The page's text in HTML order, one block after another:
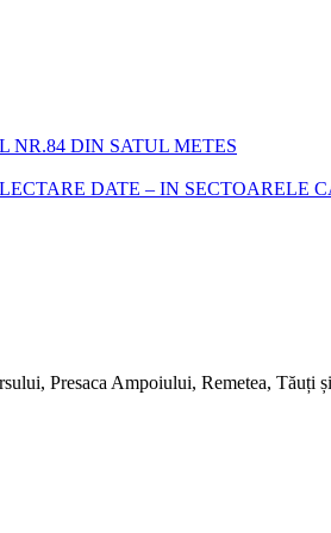
NR.84 DIN SATUL METES
DATE – IN SECTOARELE
Presaca Ampoiului, Remetea, Tăuți